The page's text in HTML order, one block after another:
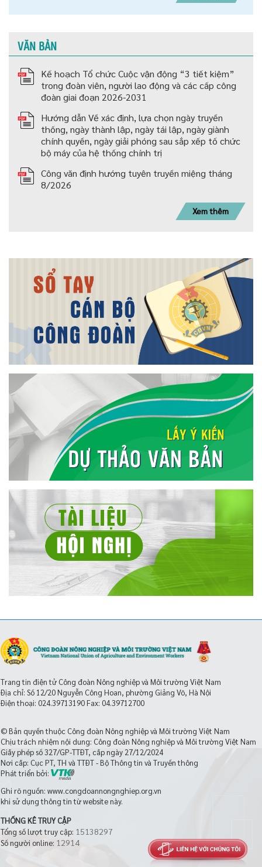
VĂN BẢN
Kế hoạch Tổ chức Cuộc vận động “3 tiết kiệm”
trong đoàn viên, người lao động và các cấp công
đoàn giai đoạn 2026-2031
Hướng dẫn Về xác định, lựa chọn ngày truyền
thống, ngày thành lập, ngày tái lập, ngày giành
chính quyền, ngày giải phóng sau sắp xếp tố chức
bộ máy của hệ thống chính trị
Công văn định hướng tuyên truyền miệng tháng
8/2026
Xem thêm
Trang tin điện tử Công đoàn Nông nghiệp và Môi trường Việt Nam
Địa chỉ: Số 12/20 Nguyễn Công Hoan, phường Giảng Võ, Hà Nội
Điện thoại: 024.39713190Fax: 04.39712700
© Bản quyền thuộc Công đoàn Nông nghiệp và Môi trường Việt Nam
Chịu trách nhiệm nội dung: Công đoàn Nông nghiệp và Môi trường Việt Nam
Giấy phép số 327/GP-TTĐT, cấp ngày 27/12/2024
Nơi cấp: Cục PT, TH và TTĐT - Bộ Thông tin và Truyền thông
Phát triển bởi:
Ghi rõ nguồn: www.congdoannongnghiep.org.vn
khi sử dụng thông tin từ website này.
THỐNG KÊ TRUY CẬP
Tổng số lượt truy cập: 15138297
Số người online: 12914